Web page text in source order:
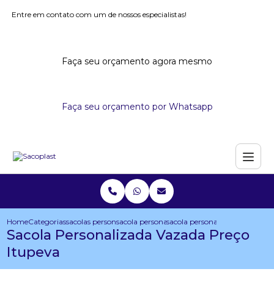
Entre em contato com um de nossos especialistas!
Faça seu orçamento agora mesmo
Faça seu orçamento por Whatsapp
HomeCategoriassacolas personalizadassacola personalizada com dobra no fundo
sacola personalizada vazada
Sacola Personalizada Vazada Preço
Itupeva